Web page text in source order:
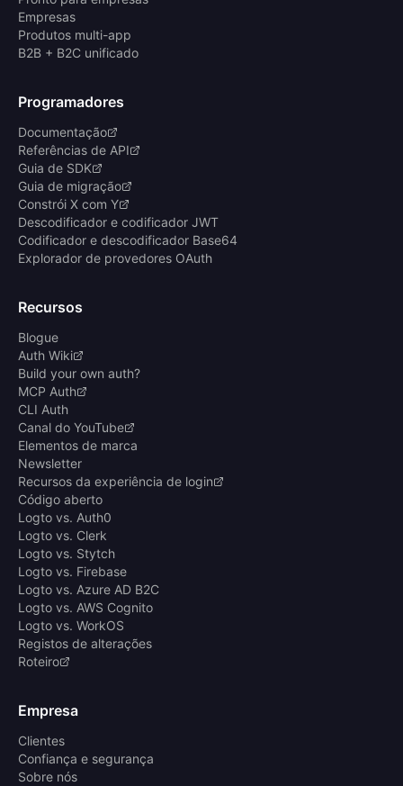
Empresas
Produtos multi-app
B2B + B2C unificado
Programadores
Documentação
Referências de API
Guia de SDK
Guia de migração
Constrói X com Y
Descodificador e codificador JWT
Codificador e descodificador Base64
Explorador de provedores OAuth
Recursos
Blogue
Auth Wiki
Build your own auth?
MCP Auth
CLI Auth
Canal do YouTube
Elementos de marca
Newsletter
Recursos da experiência de login
Código aberto
Logto vs. Auth0
Logto vs. Clerk
Logto vs. Stytch
Logto vs. Firebase
Logto vs. Azure AD B2C
Logto vs. AWS Cognito
Logto vs. WorkOS
Registos de alterações
Roteiro
Empresa
Clientes
Confiança e segurança
Sobre nós